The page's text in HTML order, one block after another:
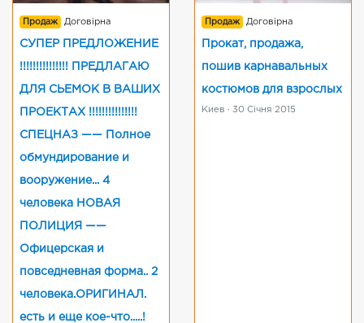
Продаж Договірна
СУПЕР ПРЕДЛОЖЕНИЕ
!!!!!!!!!!!!!!! ПРЕДЛАГАЮ
ДЛЯ СЬЕМОК В ВАШИХ
ПРОЕКТАХ !!!!!!!!!!!!!!!
СПЕЦНАЗ —— Полное
обмундирование и
вооружение... 4
человека НОВАЯ
ПОЛИЦИЯ ——
Офицерская и
повседневная форма.. 2
человека.ОРИГИНАЛ.
есть и еще кое-что.....!
Продаж Договірна
Прокат, продажа,
пошив карнавальных
костюмов для взрослых
Киев · 30 Січня 2015